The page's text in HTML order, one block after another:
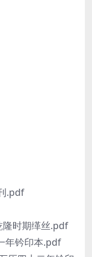
.pdf
隆时期缂丝.pdf
年钤印本.pdf